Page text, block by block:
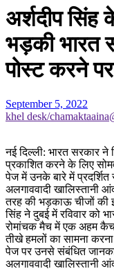
अर्शदीप सिंह
भड़की भारत
पोस्ट करने
September 5, 2022
khel desk/
नई दिल्ली: भारत सरकार
प्रकाशित करने के लिए
पेज में उनके बारे में
अलगाववादी खालिस्तानी
तरह की भड़काऊ चीजों की
सिंह ने दुबई में रविवार को
रोमांचक मैच में एक अहम कैच
तीखे हमलों का सामना
पेज पर उनसे संबंधित
अलगाववादी खालिस्तानी